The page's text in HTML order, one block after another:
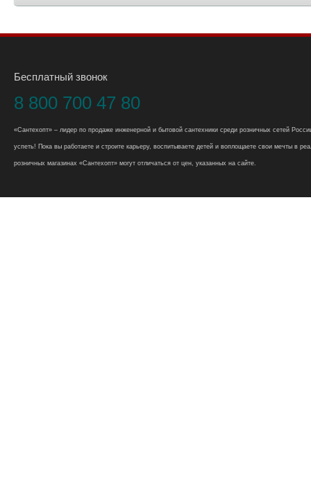
Бесплатный звонок
8 800 700 47 80
«Сантехопт» – лидер по продаже инженерной и бытовой сантехники среди розничных сетей
успеть! Пока вы работаете и строите карьеру, воспитываете детей и воплощаете свои мечты в
розничных магазинах «Сантехопт» могут отличаться от цен, указанных на сайте.